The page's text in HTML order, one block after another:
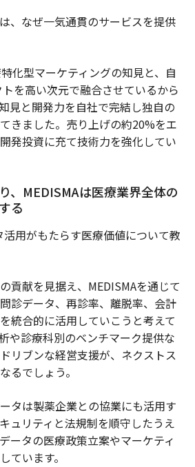
、なぜ一気通貫のサービスを提供
化型マーケティングの知見と、自
を高い次元で融合させているから
見と開発力を自社で完結し独自の
きました。売り上げの約20%をエ
発投資に充て技術力を強化してい
、MEDISMAは医療業界全体の
る
用がもたらす医療価値について教
貢献を見据え、MEDISMAを通じて
診データ、再診率、離脱率、会計
統合的に活用していこうと考えて
や診療科別のベンチマーク提供な
リブンな経営支援が、ネクストス
るでしょう。
タは製薬企業との協業にも活用す
ュリティと法規制を順守したうえ
ータの医療政策立案やマーケティ
ています。